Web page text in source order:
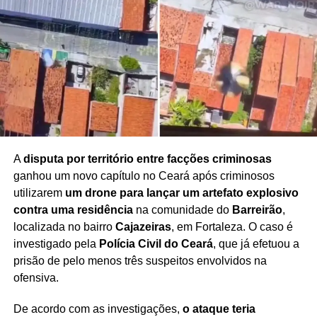
das apurações.As autoridades reforçam que a
identidade da vítima é preservada por força da
legislação brasileira, garantindo a proteção integral da
criança durante todo o processo.
Redação Saiba+
Adisputa por território entre facções criminosas
ganhou um novo capítulo no Ceará após criminosos
utilizarem um drone para lançar um artefato explosivo
contra uma residênciana comunidade do Barreirão,
localizada no bairro Cajazeiras, em Fortaleza. O caso é
investigado pela Polícia Civil do Ceará, que já efetuou a
prisão de pelo menos três suspeitos envolvidos na
ofensiva.
De acordo com as investigações, o ataque teria